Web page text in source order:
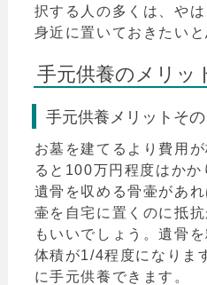
択する人の多くは、や
身近に置いておきたいと
手元供養のメリッ
手元供養メリットその
お墓を建てるより費用
ると100万円程度はか
遺骨を収める骨壷があ
壷を自宅に置くのに抵
もいいでしょう。遺骨
体積が1/4程度になりま
に手元供養できます。